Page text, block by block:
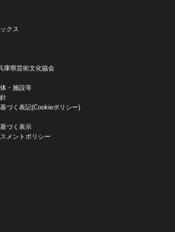
クス
庫県芸術文化協会
・施設等
づく表記(Cookieポリシー)
づく表示
メントポリシー